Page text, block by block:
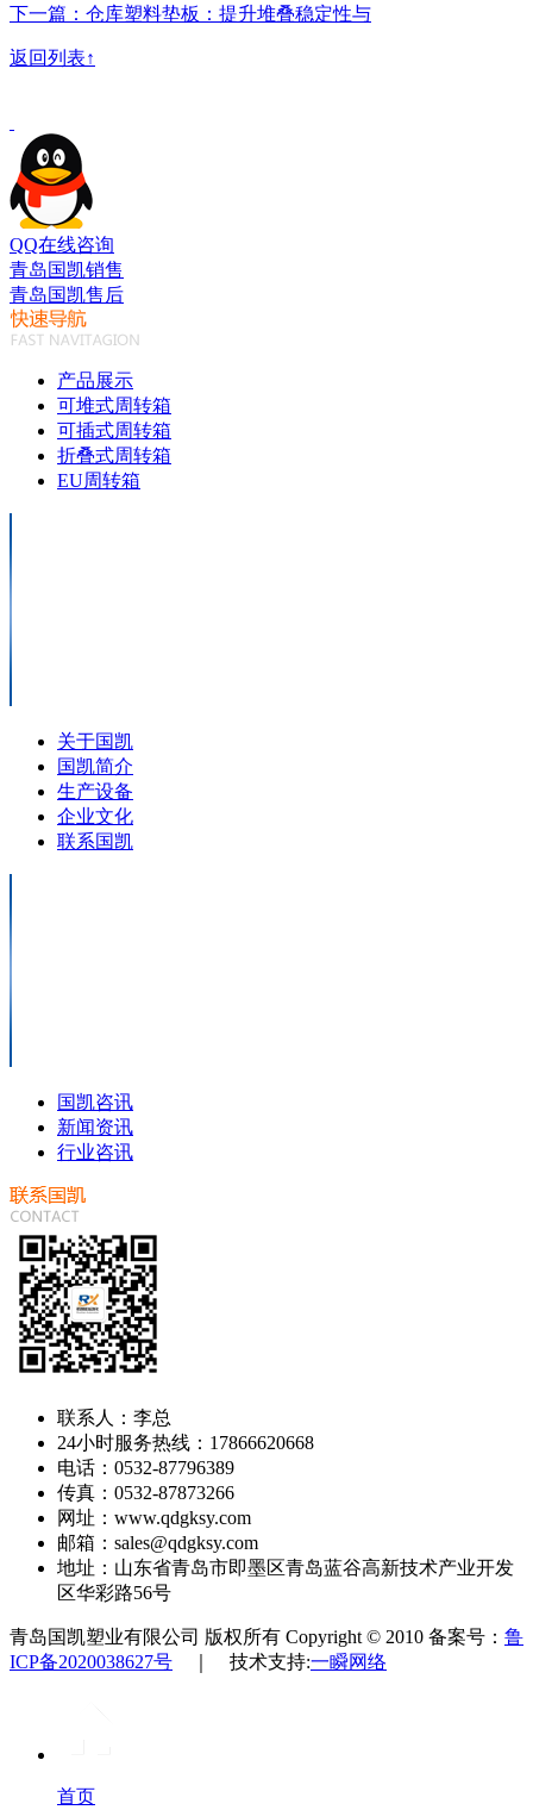
下一篇：仓库塑料垫板：提升堆叠稳定性与
返回列表↑
QQ在线咨询
青岛国凯销售
青岛国凯售后
产品展示
可堆式周转箱
可插式周转箱
折叠式周转箱
EU周转箱
关于国凯
国凯简介
生产设备
企业文化
联系国凯
国凯咨讯
新闻资讯
行业咨讯
联系人：李总
24小时服务热线：17866620668
电话：0532-87796389
传真：0532-87873266
网址：www.qdgksy.com
邮箱：sales@qdgksy.com
地址：山东省青岛市即墨区青岛蓝谷高新技术产业开发
区华彩路56号
青岛国凯塑业有限公司 版权所有 Copyright © 2010 备案号： 鲁
ICP备2020038627号 ｜ 技术支持:一瞬网络
首页